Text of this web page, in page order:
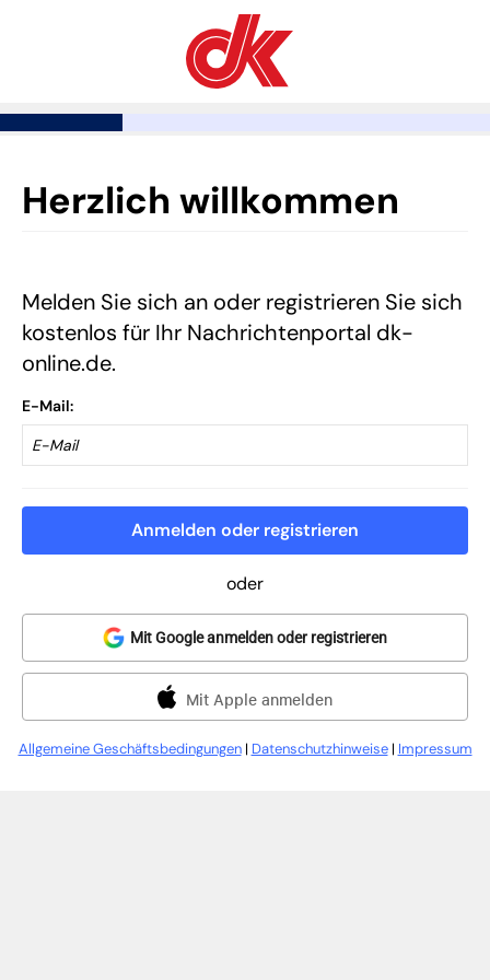
Herzlich willkommen
Melden Sie sich an oder registrieren Sie sich
kostenlos für Ihr Nachrichtenportal dk-
online.de.
E-Mail
Anmelden oder registrieren
oder
Mit Google anmelden oder registrieren
Mit Apple anmelden
Allgemeine Geschäftsbedingungen| Datenschutzhinweise| Impressum